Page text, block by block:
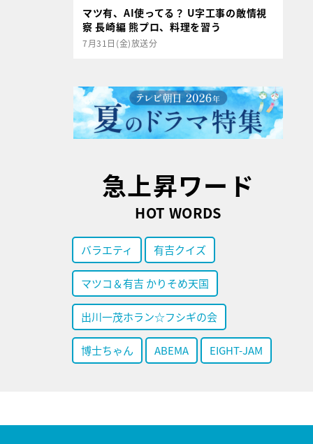
マツ有、AI使ってる？ U字工事の敵情視
察 長崎編 熊プロ、料理を習う
7月31日(金)放送分
急上昇ワード
HOT WORDS
バラエティ 有吉クイズ
マツコ＆有吉 かりそめ天国
出川一茂ホラン☆フシギの会
博士ちゃん ABEMA EIGHT-JAM